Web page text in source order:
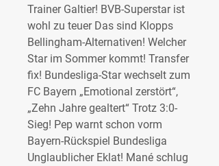
Trainer Galtier! BVB-Superstar ist
wohl zu teuer Das sind Klopps
Bellingham-Alternativen! Welcher
Star im Sommer kommt! Transfer
fix! Bundesliga-Star wechselt zum
FC Bayern „Emotional zerstört“,
„Zehn Jahre gealtert“ Trotz 3:0-
Sieg! Pep warnt schon vorm
Bayern-Rückspiel Bundesliga
Unglaublicher Eklat! Mané schlug